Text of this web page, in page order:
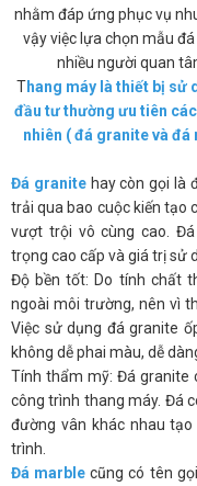
nhằm đáp ứng phục vụ
vậy việc lựa chọn mẫu
nhiều người quan
Thang máy là thiết bị sử
đầu tư thường ưu tiên
nhiên ( đá granite và
Đá granitehay còn gọi là
trải qua bao cuộc kiến tạo
vượt trội vô cùng cao.
trọng cao cấp và giá trị sử
Độ bền tốt: Do tính chất
ngoài môi trường, nên vì
Việc sử dụng đá granite
không dễ phai màu, dễ
Tính thẩm mỹ: Đá granite
công trình thang máy. Đá
đường vân khác nhau
trình.
Đá marblecũng có tên